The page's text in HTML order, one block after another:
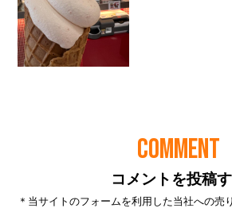
COMMENT
コメントを投稿
＊当サイトのフォームを利用した当社への売